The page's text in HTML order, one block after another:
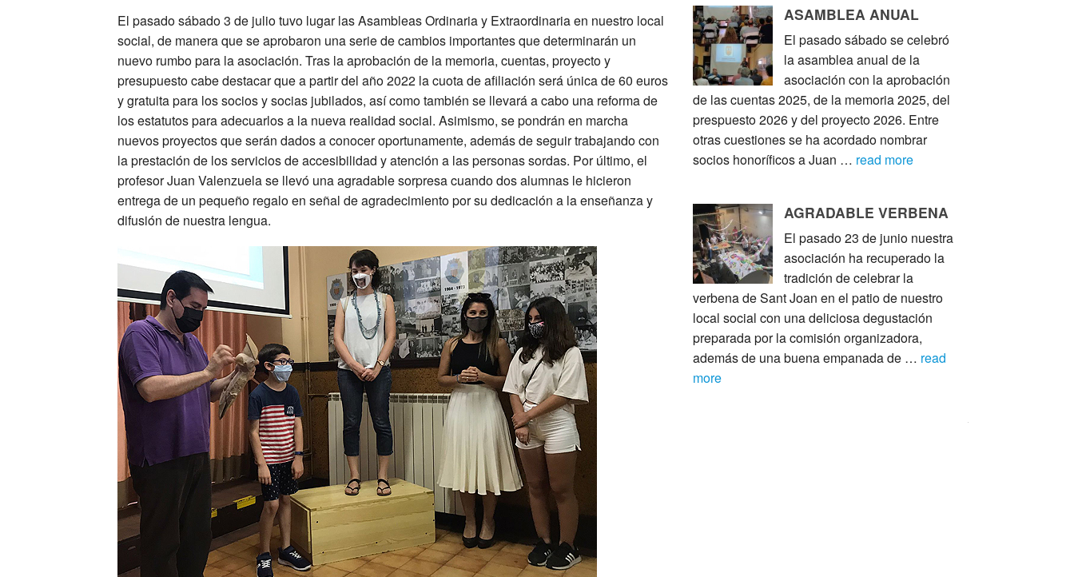
El pasado sábado 3 de julio tuvo lugar las Asambleas Ordinaria y Extraordinaria en nuestro local
social, de manera que se aprobaron una serie de cambios importantes que determinarán un
nuevo rumbo para la asociación. Tras la aprobación de la memoria, cuentas, proyecto y
presupuesto cabe destacar que a partir del año 2022 la cuota de afiliación será única de 60 euros
y gratuita para los socios y socias jubilados, así como también se llevará a cabo una reforma de
los estatutos para adecuarlos a la nueva realidad social. Asimismo, se pondrán en marcha
nuevos proyectos que serán dados a conocer oportunamente, además de seguir trabajando con
la prestación de los servicios de accesibilidad y atención a las personas sordas. Por último, el
profesor Juan Valenzuela se llevó una agradable sorpresa cuando dos alumnas le hicieron
entrega de un pequeño regalo en señal de agradecimiento por su dedicación a la enseñanza y
difusión de nuestra lengua.
ASAMBLEA ANUAL
El pasado sábado se celebró
la asamblea anual de la
asociación con la aprobación
de las cuentas 2025, de la memoria 2025, del
prespuesto 2026 y del proyecto 2026. Entre
otras cuestiones se ha acordado nombrar
socios honoríficos a Juan … read more
AGRADABLE VERBENA
El pasado 23 de junio nuestra
asociación ha recuperado la
tradición de celebrar la
verbena de Sant Joan en el patio de nuestro
local social con una deliciosa degustación
preparada por la comisión organizadora,
además de una buena empanada de … read
more